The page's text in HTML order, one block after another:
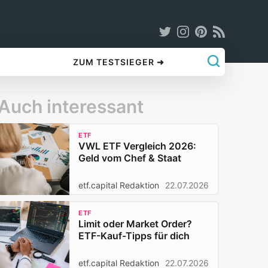
ZUM TESTSIEGER ➜
interessant
ETF
VWL ETF Vergleich 2026:
Geld vom Chef & Staat
etf.capital Redaktion 22.07.2026
ETF
Limit oder Market Order?
ETF-Kauf-Tipps für dich
etf.capital Redaktion 22.07.2026